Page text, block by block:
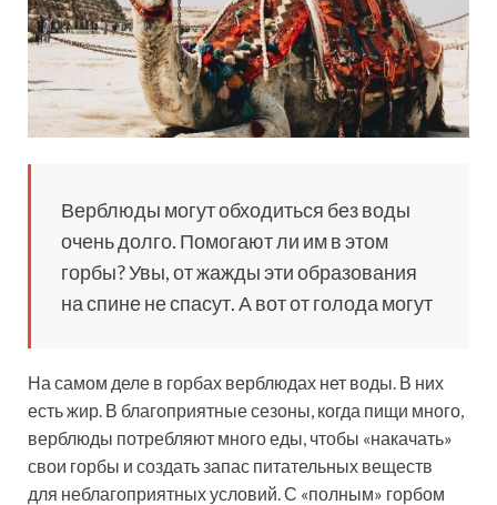
Верблюды могут обходиться без воды
очень долго. Помогают ли им в этом
горбы? Увы, от жажды эти образования
на спине не спасут. А вот от голода могут
На самом деле в горбах верблюдах нет воды. В них
есть жир. В благоприятные сезоны, когда пищи много,
верблюды потребляют много еды, чтобы «накачать»
свои горбы и создать запас питательных веществ
для неблагоприятных условий. С «полным» горбом